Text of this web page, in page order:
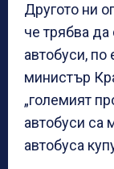
Другото ни
че трябва да
автобуси, по
министър
„големият
автобуси са
автобуса